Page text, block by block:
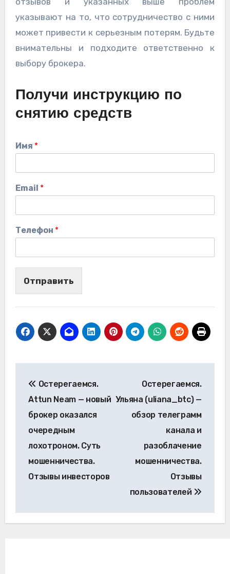
указывают на то, что сотрудничество с ними
может привести к серьезным потерям. Будьте
внимательны и подходите ответственно к
выбору брокера.
Получи инструкцию по
снятию средств
Имя *
Email *
Телефон *
Отправить
по
записям
Остерегаемся.
Attun Neam — новый
брокер оказался
очередным
лохотроном. Суть
мошенничества.
Отзывы инвесторов
Остерегаемся.
Ульяна (uliana_btc) —
обзор телеграмм
канала и
разоблачение
мошенничества.
Отзывы
пользователей